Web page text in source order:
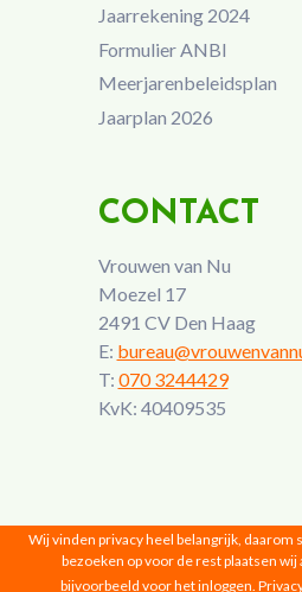
Jaarrekening 2024
Formulier ANBI
Meerjarenbeleidsplan
Jaarplan 2026
CONTACT
Vrouwen van Nu
Moezel 17
2491 CV Den Haag
E:
T: 070 3244429
KvK: 40409535
Vrouwen van Nu © 2026 |
Wij vinden privacy heel belangrijk, daarom
bezoeken op voor de rest plaatsen
bijvoorbeeld voor het inloggen.